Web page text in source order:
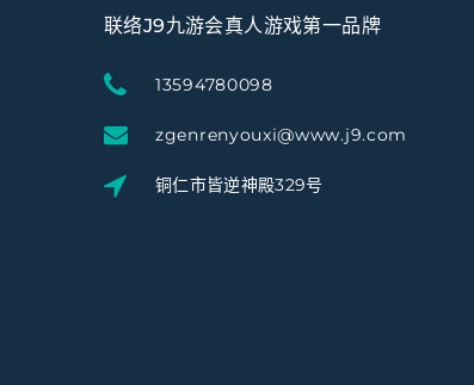
联络J9九游会真人游戏第一品牌
13594780098
zgenrenyouxi@www.j9.com
铜仁市皆逆神殿329号